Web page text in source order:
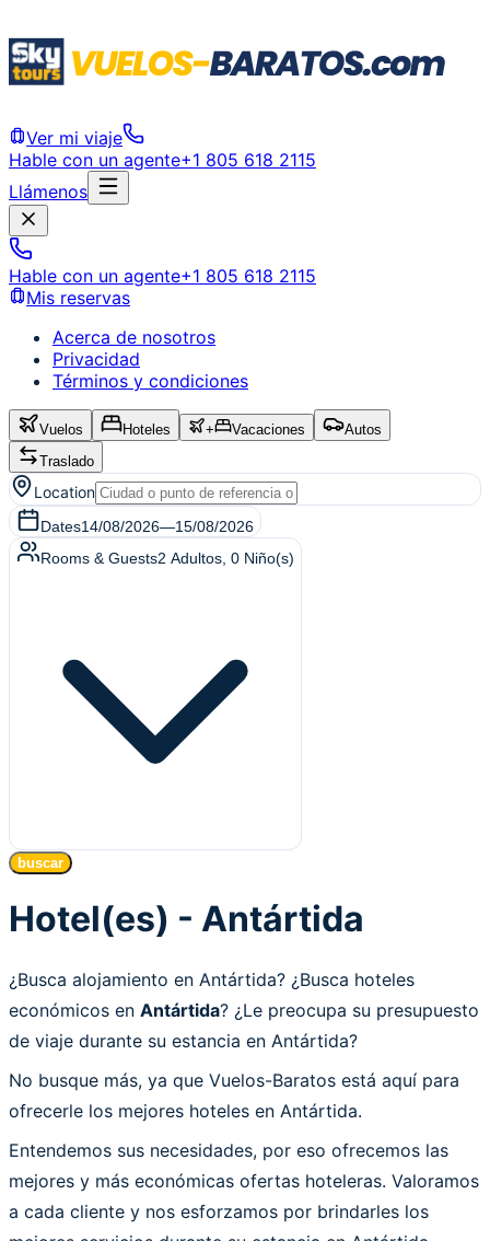
Ver mi viaje
Hable con un agente+1 805 618 2115
Llámenos
Hable con un agente+1 805 618 2115
Mis reservas
Acerca de nosotros
Privacidad
Términos y condiciones
Vuelos Hoteles + Vacaciones
Autos
Traslado
Location
Dates14/08/2026—15/08/2026
Rooms & Guests2 Adultos 0 Niño(s)
buscar
Hotel(es) - Antártida
¿Busca alojamiento en Antártida? ¿Busca hoteles
económicos en Antártida? ¿Le preocupa su presupuesto
de viaje durante su estancia en Antártida?
No busque más, ya que Vuelos-Baratos está aquí para
ofrecerle los mejores hoteles en Antártida.
Entendemos sus necesidades, por eso ofrecemos las
mejores y más económicas ofertas hoteleras. Valoramos
a cada cliente y nos esforzamos por brindarles los